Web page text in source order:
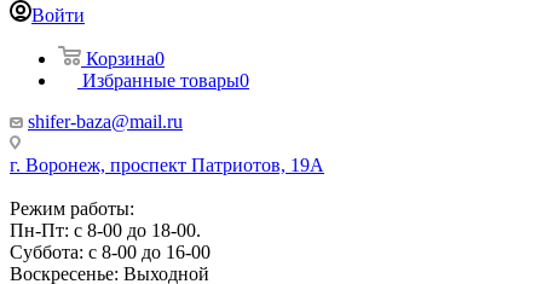
Войти
Корзина0
Избранные товары0
shifer-baza@mail.ru
г. Воронеж, проспект Патриотов, 19А
Режим работы:
Пн-Пт: с 8-00 до 18-00.
Суббота: с 8-00 до 16-00
Воскресенье: Выходной